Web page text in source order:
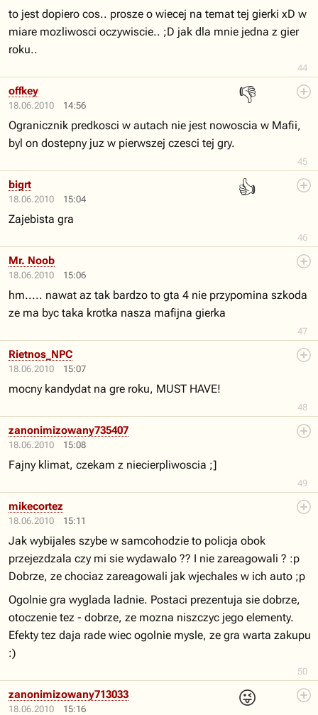
44
to jest dopiero cos.. prosze o wiecej na temat tej gierki xD w
miare mozliwosci oczywiscie.. ;D jak dla mnie jedna z gier
roku..
18.06.2010 14:56
👎
45
offkey
Ogranicznik predkosci w autach nie jest nowoscia w Mafii,
byl on dostepny juz w pierwszej czesci tej gry.
18.06.2010 15:04
👍
46
bigrt
Zajebista gra
18.06.2010 15:06
47
Mr. Noob
hm..... nawat az tak bardzo to gta 4 nie przypomina szkoda
ze ma byc taka krotka nasza mafijna gierka
18.06.2010 15:07
48
Rietnos_NPC
mocny kandydat na gre roku, MUST HAVE!
18.06.2010 15:08
49
zanonimizowany735407
Fajny klimat, czekam z niecierpliwoscia ;]
18.06.2010 15:11
50
mikecortez
Jak wybijales szybe w samcohodzie to policja obok
przejezdzala czy mi sie wydawalo ?? I nie zareagowali ? :p
Dobrze, ze chociaz zareagowali jak wjechales w ich auto ;p
Ogolnie gra wyglada ladnie. Postaci prezentuja sie dobrze,
otoczenie tez - dobrze, ze mozna niszczyc jego elementy.
Efekty tez daja rade wiec ogolnie mysle, ze gra warta zakupu
:)
18.06.2010 15:16
😜
zanonimizowany713033